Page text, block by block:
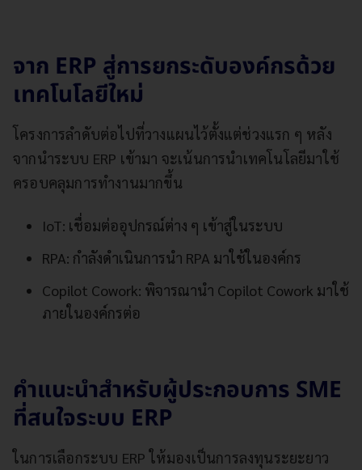
จาก ERP สู่การยกระดับองค์กรด้วย
เทคโนโลยีใหม่
โครงการลำดับต่อไปที่วางแผนไว้ตั้งแต่ช่วงแรก ๆ หลัง
จากนำระบบ ERP เข้ามา จะเน้นการนำเทคโนโลยีมาใช้
ครอบคลุมการทำงานมากขึ้น
IoT: เชื่อมต่ออุปกรณ์ต่าง ๆ เข้าสู่ในระบบ
RPA: กำลังดำเนินการนำ RPA มาใช้ในองค์กร
Copilot Cowork: พิจารณานำ Copilot Cowork มาใช้
ภายในองค์กรต่อ
คำแนะนำสำหรับผู้ประกอบการ SME
ที่สนใจระบบ ERP
ในการเลือกระบบ ERP ให้มองเป็นการลงทุนระยะยาว